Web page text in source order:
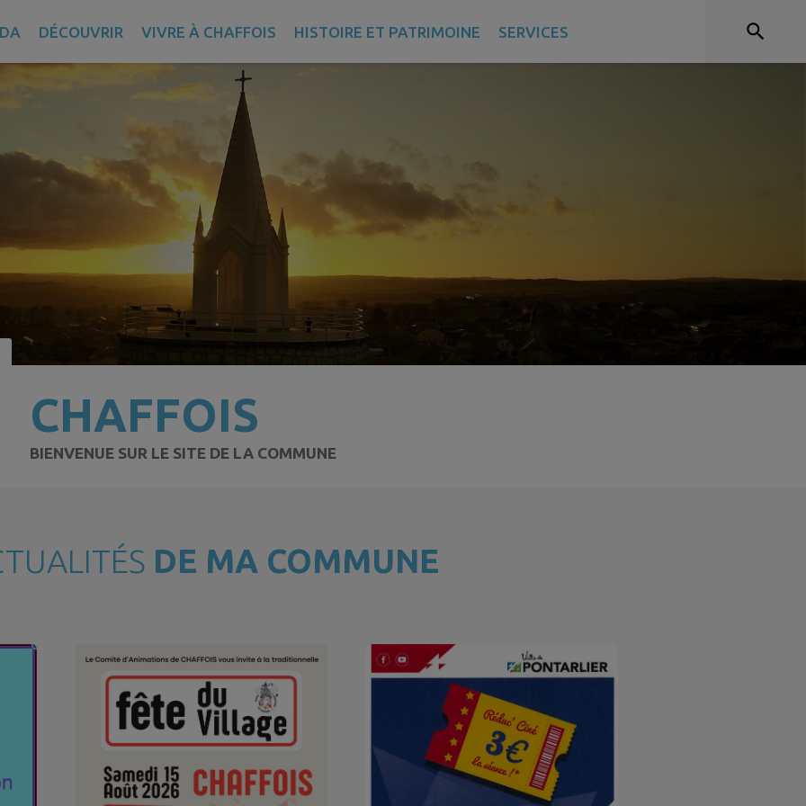
DÉCOUVRIR VIVRE À CHAFFOIS HISTOIRE ET PATRIMOINE SERVICES
CHAFFOIS
BIENVENUE SUR LE SITE DE LA COMMUNE
DE MA COMMUNE